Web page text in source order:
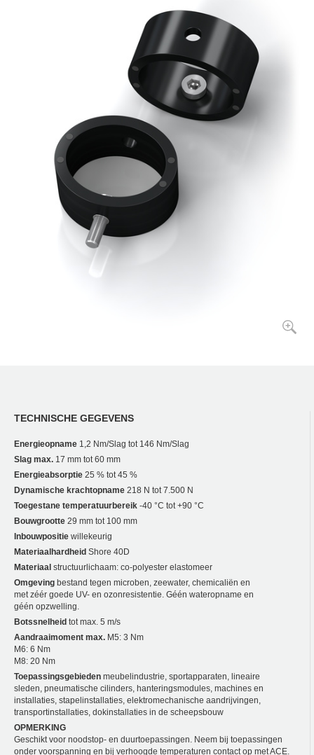
TECHNISCHE GEGEVENS
Energieopname 1,2 Nm/Slag tot 146 Nm/Slag
Slag max. 17 mm tot 60 mm
Energieabsorptie 25 % tot 45 %
Dynamische krachtopname 218 N tot 7.500 N
Toegestane temperatuurbereik -40 °C tot +90 °C
Bouwgrootte 29 mm tot 100 mm
Inbouwpositie willekeurig
Materiaalhardheid Shore 40D
Materiaal structuurlichaam: co-polyester elastomeer
Omgeving bestand tegen microben, zeewater, chemicaliën en
met zéér goede UV- en ozonresistentie. Géén wateropname en
géén opzwelling.
Botssnelheid tot max. 5 m/s
Aandraaimoment max. M5: 3 Nm
M6: 6 Nm
M8: 20 Nm
Toepassingsgebieden meubelindustrie, sportapparaten, lineaire
sleden, pneumatische cilinders, hanteringsmodules, machines en
installaties, stapelinstallaties, elektromechanische aandrijvingen,
transportinstallaties, dokinstallaties in de scheepsbouw
OPMERKING
Geschikt voor noodstop- en duurtoepassingen. Neem bij toepassingen
onder voorspanning en bij verhoogde temperaturen contact op met ACE.